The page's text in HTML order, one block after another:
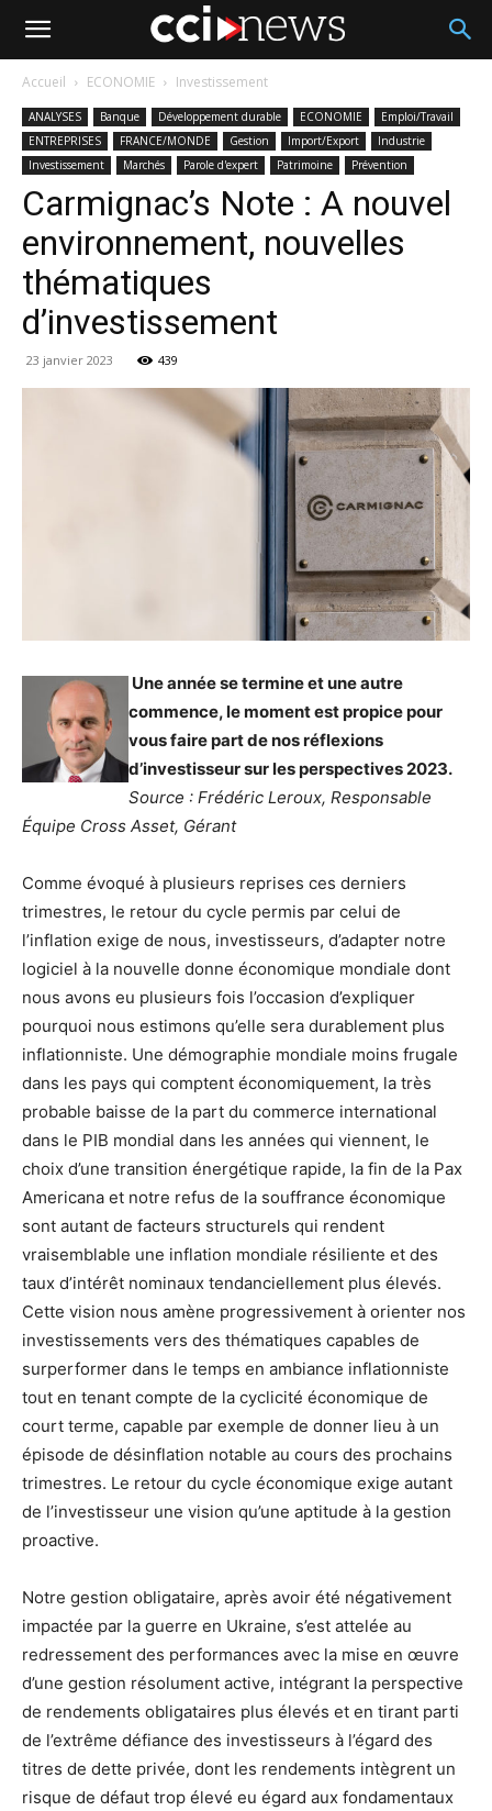
Accueil ECONOMIE Investissement
ANALYSES Banque Développement durable ECONOMIE
Emploi/Travail
ENTREPRISES
FRANCE/MONDE Gestion Import/Export
Industrie
Investissement
Marchés Parole d'expert Patrimoine Prévention
Carmignac’s Note : A nouvel
environnement, nouvelles
thématiques
d’investissement
23 janvier 2023 439
Une année se termine et une autre
commence, le moment est propice pour
vous faire part de nos réflexions
d’investisseur sur les perspectives 2023.
Source : Frédéric Leroux, Responsable
Équipe Cross Asset, Gérant
Comme évoqué à plusieurs reprises ces derniers
trimestres, le retour du cycle permis par celui de
l’inflation exige de nous, investisseurs, d’adapter notre
logiciel à la nouvelle donne économique mondiale dont
nous avons eu plusieurs fois l’occasion d’expliquer
pourquoi nous estimons qu’elle sera durablement plus
inflationniste. Une démographie mondiale moins frugale
dans les pays qui comptent économiquement, la très
probable baisse de la part du commerce international
dans le PIB mondial dans les années qui viennent, le
choix d’une transition énergétique rapide, la fin de la Pax
Americana et notre refus de la souffrance économique
sont autant de facteurs structurels qui rendent
vraisemblable une inflation mondiale résiliente et des
taux d’intérêt nominaux tendanciellement plus élevés.
Cette vision nous amène progressivement à orienter nos
investissements vers des thématiques capables de
surperformer dans le temps en ambiance inflationniste
tout en tenant compte de la cyclicité économique de
court terme, capable par exemple de donner lieu à un
épisode de désinflation notable au cours des prochains
trimestres. Le retour du cycle économique exige autant
de l’investisseur une vision qu’une aptitude à la gestion
proactive.
Notre gestion obligataire, après avoir été négativement
impactée par la guerre en Ukraine, s’est attelée au
redressement des performances avec la mise en œuvre
d’une gestion résolument active, intégrant la perspective
de rendements obligataires plus élevés et en tirant parti
de l’extrême défiance des investisseurs à l’égard des
titres de dette privée, dont les rendements intègrent un
risque de défaut trop élevé eu égard aux fondamentaux